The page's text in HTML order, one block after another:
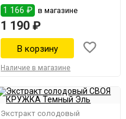
1 166 ₽ в магазине
1 190 ₽
Наличие в магазине
Экстракт солодовый